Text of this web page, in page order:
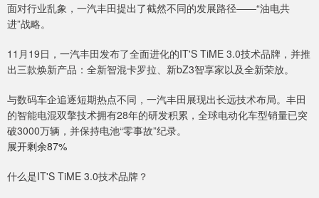
面对行业乱象，一汽丰田提出了截然不同的发展路径——“油电共
进”战略。
11月19日，一汽丰田发布了全面进化的IT'S TiME 3.0技术品牌，并推
出三款焕新产品：全新智混卡罗拉、新bZ3智享家以及全新荣放。
与数码车企追逐短期热点不同，一汽丰田展现出长远技术布局。丰田
的智能电混双擎技术拥有28年的研发积累，全球电动化车型销量已突
破3000万辆，并保持电池“零事故”纪录。
展开剩余87%
什么是IT'S TiME 3.0技术品牌？